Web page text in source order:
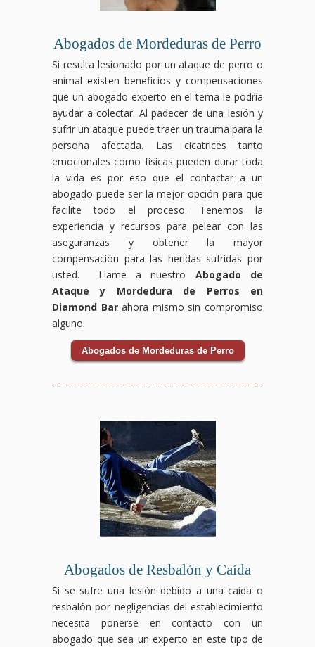
Abogados de Mordeduras de Perro
Si resulta lesionado por un ataque de perro o
animal existen beneficios y compensaciones
que un abogado experto en el tema le podría
ayudar a colectar. Al padecer de una lesión y
sufrir un ataque puede traer un trauma para la
persona afectada. Las cicatrices tanto
emocionales como físicas pueden durar toda
la vida es por eso que el contactar a un
abogado puede ser la mejor opción para que
facilite todo el proceso. Tenemos la
experiencia y recursos para pelear con las
aseguranzas y obtener la mayor
compensación para las heridas sufridas por
usted. Llame a nuestro Abogado de
Ataque y Mordedura de Perros en
Diamond Barahora mismo sin compromiso
alguno.
Abogados de Mordeduras de Perro
Abogados de Resbalón y Caída
Si se sufre una lesión debido a una caída o
resbalón por negligencias del establecimiento
necesita ponerse en contacto con un
abogado que sea un experto en este tipo de